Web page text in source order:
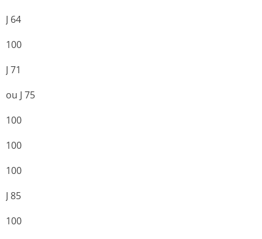
J 64
100
J 71
ou J 75
100
100
100
J 85
100